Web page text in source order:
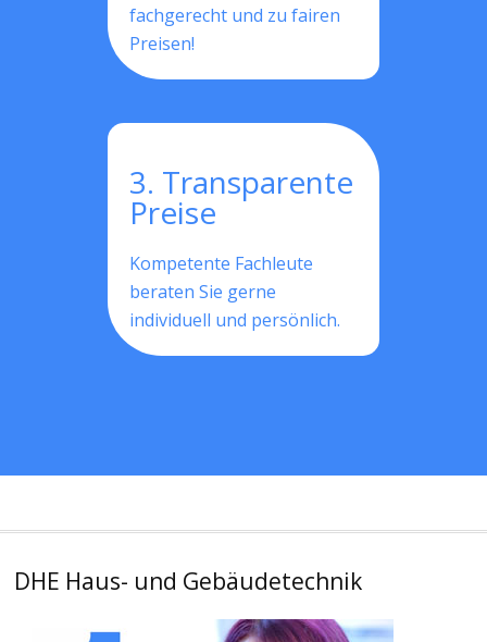
fachgerecht und zu fairen
Preisen!
3. Transparente
Preise
Kompetente Fachleute
beraten Sie gerne
individuell und persönlich.
DHE Haus- und Gebäudetechnik